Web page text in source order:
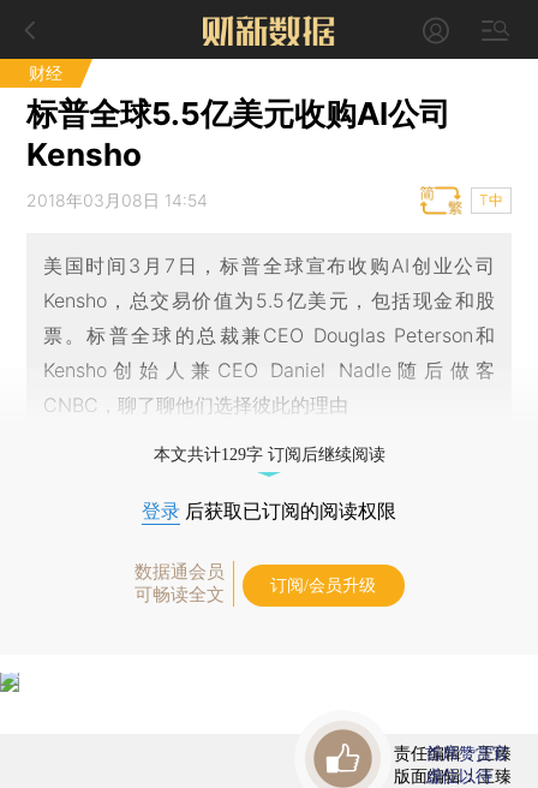
财经
标普全球5.5亿美元收购AI公司
Kensho
2018年03月08日 14:54 T中
美国时间3月7日，标普全球宣布收购AI创业公司
Kensho，总交易价值为5.5亿美元，包括现金和股
票。标普全球的总裁兼CEO Douglas Peterson和
Kensho创始人兼CEO Daniel Nadle随后做客
CNBC，聊了聊他们选择彼此的理由
本文共计129字 订阅后继续阅读
登录 后获取已订阅的阅读权限
数据通会员
可畅读全文
订阅/会员升级
责任编辑：王臻
版面编辑：王臻
首席赞赏官
虚位以待